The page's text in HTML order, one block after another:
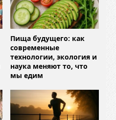
Пища будущего: как
современные
технологии, экология и
наука меняют то, что
мы едим